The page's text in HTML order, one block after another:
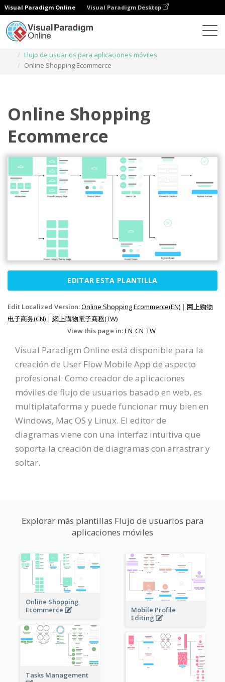
Visual Paradigm Online Visual Paradigm Desktop
Flujo de usuarios para aplicaciones móviles
Online Shopping Ecommerce
Online Shopping
Ecommerce
EDITAR ESTA PLANTILLA
Edit Localized Version:Online Shopping Ecommerce(EN) | 网上购物
电子商务(CN) | 網上購物電子商務(TW)
View this page in:EN CN TW
Visual Paradigm Online está disponible para la
creación de User Flow Mobile App de aspecto
profesional. Como creador de aplicaciones
móviles de flujo de usuarios basado en web, es
multiplataforma y puede funcionar muy bien en
Windows, Mac OS y Linux. El editor de
diagramas viene con una interfaz intuitiva que
soporta la creación de diagramas con arrastrar y
soltar.
Explorar más plantillas Flujo de usuarios para
aplicaciones móviles
Online Shopping
Ecommerce
Mobile Profile
Editing
Tasks Management